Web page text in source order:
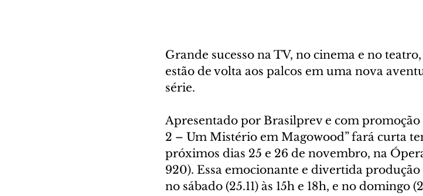
Grande sucesso na TV, no cinema e no
estão de volta aos palcos em uma nova
série.
Apresentado por Brasilprev e com promoção
2 – Um Mistério em Magowood” fará curta
próximos dias 25 e 26 de novembro, na
920). Essa emocionante e divertida produção
no sábado (25.11) às 15h e 18h, e no domingo